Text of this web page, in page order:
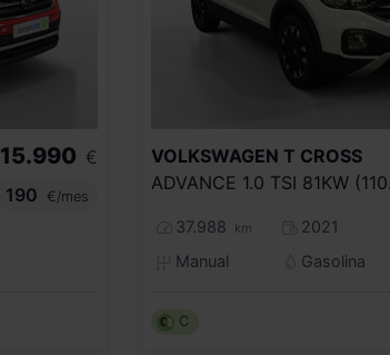
15.990 €
190
€/mes
VOLKSWAGEN T CROSS
37.988 km
2021
Manual
Gasolina
C